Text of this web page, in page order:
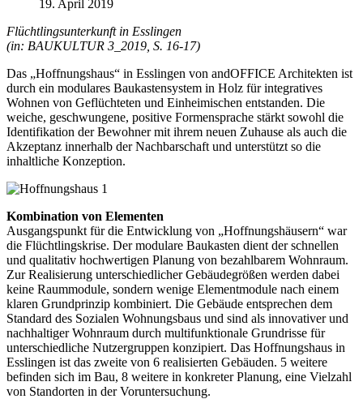
19. April 2019
Flüchtlingsunterkunft in Esslingen
(in: BAUKULTUR 3_2019, S. 16-17)
Das „Hoffnungshaus“ in Esslingen von andOFFICE Architekten ist
durch ein modulares Baukastensystem in Holz für integratives
Wohnen von Geflüchteten und Einheimischen entstanden. Die
weiche, geschwungene, positive Formensprache stärkt sowohl die
Identifikation der Bewohner mit ihrem neuen Zuhause als auch die
Akzeptanz innerhalb der Nachbarschaft und unterstützt so die
inhaltliche Konzeption.
Kombination von Elementen
Ausgangspunkt für die Entwicklung von „Hoffnungshäusern“ war
die Flüchtlingskrise. Der modulare Baukasten dient der schnellen
und qualitativ hochwertigen Planung von bezahlbarem Wohnraum.
Zur Realisierung unterschiedlicher Gebäudegrößen werden dabei
keine Raummodule, sondern wenige Elementmodule nach einem
klaren Grundprinzip kombiniert. Die Gebäude entsprechen dem
Standard des Sozialen Wohnungsbaus und sind als innovativer und
nachhaltiger Wohnraum durch multifunktionale Grundrisse für
unterschiedliche Nutzergruppen konzipiert. Das Hoffnungshaus in
Esslingen ist das zweite von 6 realisierten Gebäuden. 5 weitere
befinden sich im Bau, 8 weitere in konkreter Planung, eine Vielzahl
von Standorten in der Voruntersuchung.